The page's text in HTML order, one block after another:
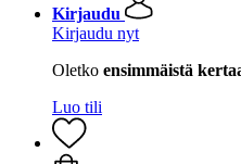
Kirjaudu
Kirjaudu nyt
Oletko ensimmäistä
Luo tili